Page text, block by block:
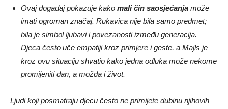
Ovaj događaj pokazuje kako mali čin saosjećanja može
imati ogroman značaj. Rukavica nije bila samo predmet;
bila je simbol ljubavi i povezanosti između generacija.
Djeca često uče empatiji kroz primjere i geste, a Majls je
kroz ovu situaciju shvatio kako jedna odluka može nekome
promijeniti dan, a možda i život.
Ljudi koji posmatraju djecu često ne primijete dubinu njihovih